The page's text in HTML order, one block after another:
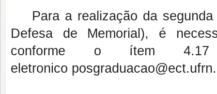
Para a realização da segunda
Defesa de Memorial), é
conforme o ítem
eletronico